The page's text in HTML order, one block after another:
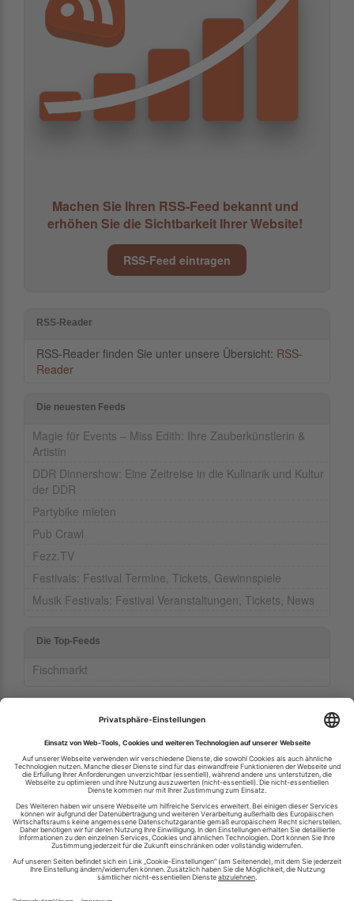
Machen Sie Ihren RSS-Feed bekannt und
erhöhen Sie die Sichtbarkeit Ihrer Website!
RSS-Feed eintragen
RSS-Reader
RSS-Reader finden Sie unter unsere Übersicht: RSS-
Reader
Die neuesten Feeds
Magie für Events – Miss Edith: Ihre Zauberkünstlerin &
Artistin
DDR Dinnershow: Eine Zeitreise in die Kulinarik und Kultur
der DDR
Partybike mieten
Pub Crawl
Fezz.TV
Festivals: Festival Termine, Tickets, Gewinnspiele
Musik Festivals: Festival Veranstaltungen, Tickets, News
Die Top-Feeds
Fischmarkt
Ihren RSS-Feed veröffentlichen
RSS-Verzeichnis.de © 2003-2026
Impressum
Kontakt
Datenschutzinformation
Cookie-Einstellungen